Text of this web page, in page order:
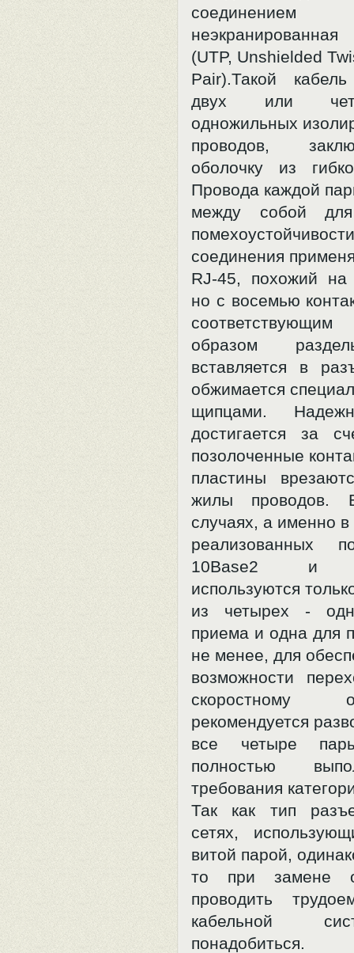
соединением
(UTP, Unshielded
Pair).Такой
двух или
одножильных
проводов,
оболочку из
Провода каждой
между собой
соединения
RJ-45, похожий на
но с восемью
соответствующим
образом
вставляется в
обжимается
щипцами.
достигается за
позолоченные
пластины
жилы проводов.
случаях, а именно в
реализованных
10Base2 и
используются
из четырех -
приема и одна для
не менее, для
возможности
скоростному
рекомендуется
все четыре
полностью
требования
Так как тип
сетях,
витой парой,
то при замене
проводить
кабельной
понадобиться.